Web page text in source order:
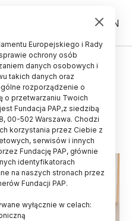
PL EN
do
Europejskiego i Rady
ochrony osób
danych osobowych i
takich danych oraz
rozporządzenie o
o przetwarzaniu Twoich
Fundacja PAP,z siedzibą
00-502 Warszawa. Chodzi
korzystania przez Ciebie z
serwisów i innych
Fundację PAP, głównie
identyfikatorach
na naszych stronach przez
Fundacji PAP.
wyłącznie w celach: